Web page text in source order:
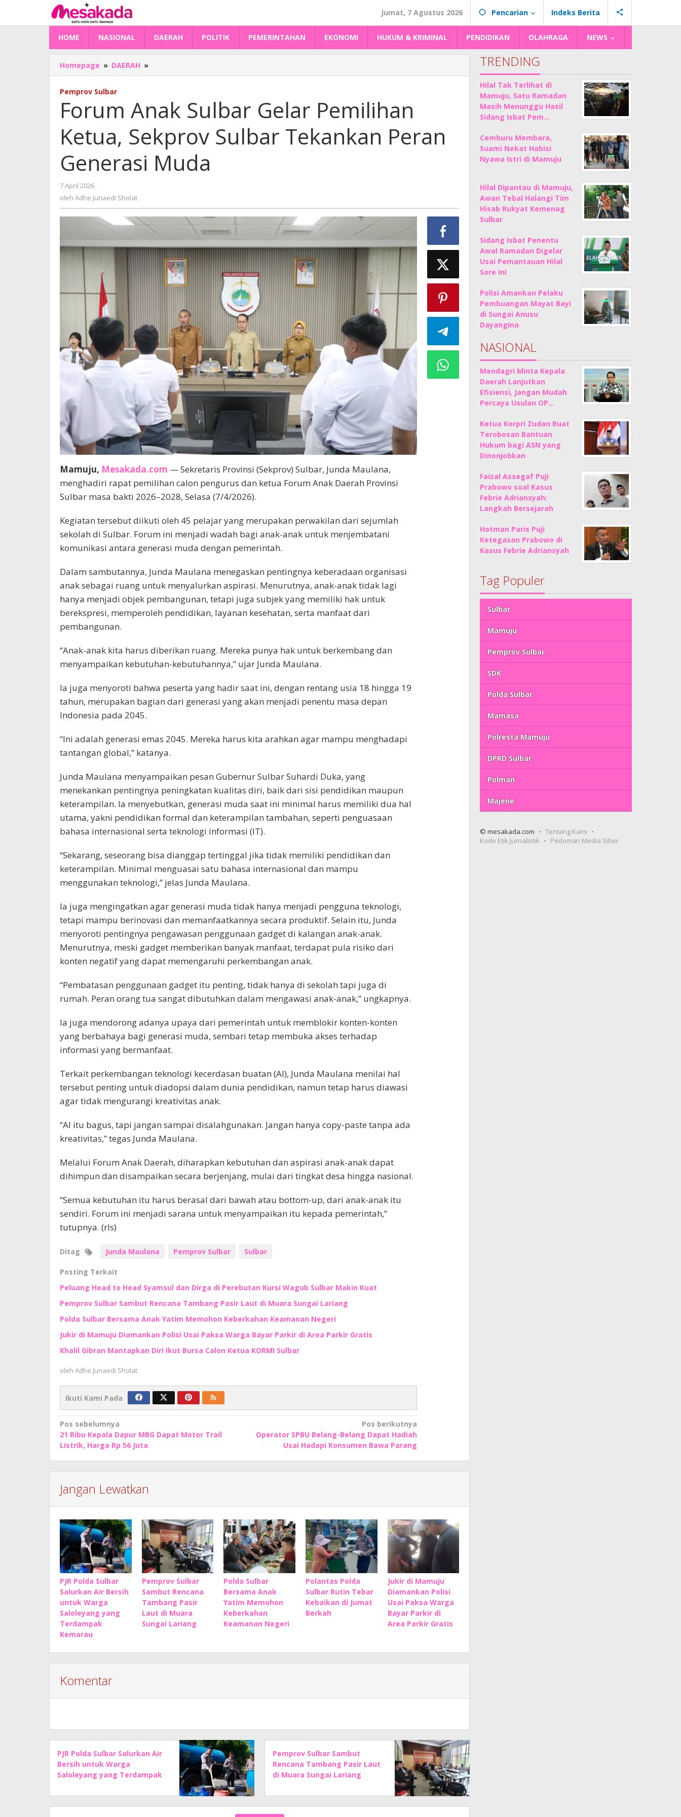
konten
Jumat, 7 Agustus 2026 Pencarian Indeks Berita
HOME NASIONAL DAERAH POLITIK PEMERINTAHAN EKONOMI HUKUM & KRIMINAL PENDIDIKAN OLAHRAGA NEWS
Homepage » DAERAH »
Anak
Pemilihan
Ketua,
Sekprov
Sulbar
Tekankan
Peran
Generasi
Pemprov Sulbar
Forum Anak Sulbar Gelar Pemilihan
Ketua, Sekprov Sulbar Tekankan Peran
Generasi Muda
7 April 2026
Adhe
oleh Adhe Junaedi Sholat
Mamuju, Mesakada.com — Sekretaris Provinsi (Sekprov) Sulbar, Junda Maulana,
menghadiri rapat pemilihan calon pengurus dan ketua Forum Anak Daerah Provinsi
Sulbar masa bakti 2026–2028, Selasa (7/4/2026).
Kegiatan tersebut diikuti oleh 45 pelajar yang merupakan perwakilan dari sejumlah
sekolah di Sulbar. Forum ini menjadi wadah bagi anak-anak untuk menjembatani
komunikasi antara generasi muda dengan pemerintah.
Dalam sambutannya, Junda Maulana menegaskan pentingnya keberadaan organisasi
anak sebagai ruang untuk menyalurkan aspirasi. Menurutnya, anak-anak tidak lagi
hanya menjadi objek pembangunan, tetapi juga subjek yang memiliki hak untuk
berekspresi, memperoleh pendidikan, layanan kesehatan, serta manfaat dari
pembangunan.
“Anak-anak kita harus diberikan ruang. Mereka punya hak untuk berkembang dan
menyampaikan kebutuhan-kebutuhannya,” ujar Junda Maulana.
Ia juga menyoroti bahwa peserta yang hadir saat ini, dengan rentang usia 18 hingga 19
tahun, merupakan bagian dari generasi yang akan menjadi penentu masa depan
Indonesia pada 2045.
“Ini adalah generasi emas 2045. Mereka harus kita arahkan agar mampu menghadapi
tantangan global,” katanya.
Junda Maulana menyampaikan pesan Gubernur Sulbar Suhardi Duka, yang
menekankan pentingnya peningkatan kualitas diri, baik dari sisi pendidikan maupun
keterampilan. Ia menyebutkan, generasi muda saat ini minimal harus memiliki dua hal
utama, yakni pendidikan formal dan keterampilan tambahan, seperti penguasaan
bahasa internasional serta teknologi informasi (IT).
“Sekarang, seseorang bisa dianggap tertinggal jika tidak memiliki pendidikan dan
keterampilan. Minimal menguasai satu bahasa internasional dan mampu
menggunakan teknologi,” jelas Junda Maulana.
Ia juga mengingatkan agar generasi muda tidak hanya menjadi pengguna teknologi,
tetapi mampu berinovasi dan memanfaatkannya secara produktif. Selain itu, Junda
menyoroti pentingnya pengawasan penggunaan gadget di kalangan anak-anak.
Menurutnya, meski gadget memberikan banyak manfaat, terdapat pula risiko dari
konten negatif yang dapat memengaruhi perkembangan anak.
“Pembatasan penggunaan gadget itu penting, tidak hanya di sekolah tapi juga di
rumah. Peran orang tua sangat dibutuhkan dalam mengawasi anak-anak,” ungkapnya.
Ia juga mendorong adanya upaya dari pemerintah untuk memblokir konten-konten
yang berbahaya bagi generasi muda, sembari tetap membuka akses terhadap
informasi yang bermanfaat.
Terkait perkembangan teknologi kecerdasan buatan (AI), Junda Maulana menilai hal
tersebut penting untuk diadopsi dalam dunia pendidikan, namun tetap harus diawasi
agar tidak mengurangi kreativitas anak.
“AI itu bagus, tapi jangan sampai disalahgunakan. Jangan hanya copy-paste tanpa ada
kreativitas,” tegas Junda Maulana.
Melalui Forum Anak Daerah, diharapkan kebutuhan dan aspirasi anak-anak dapat
dihimpun dan disampaikan secara berjenjang, mulai dari tingkat desa hingga nasional.
“Semua kebutuhan itu harus berasal dari bawah atau bottom-up, dari anak-anak itu
sendiri. Forum ini menjadi sarana untuk menyampaikan itu kepada pemerintah,”
tutupnya. (rls)
Ditag Junda Maulana Pemprov Sulbar Sulbar
Posting Terkait
Peluang Head to Head Syamsul dan Dirga di Perebutan Kursi Wagub Sulbar Makin Kuat
Pemprov Sulbar Sambut Rencana Tambang Pasir Laut di Muara Sungai Lariang
Polda Sulbar Bersama Anak Yatim Memohon Keberkahan Keamanan Negeri
Jukir di Mamuju Diamankan Polisi Usai Paksa Warga Bayar Parkir di Area Parkir Gratis
Khalil Gibran Mantapkan Diri Ikut Bursa Calon Ketua KORMI Sulbar
oleh Adhe Junaedi Sholat
Ikuti Kami Pada
Navigasi
pos
Pos sebelumnya
21 Ribu Kepala Dapur MBG Dapat Motor Trail
Listrik, Harga Rp 56 Juta
Pos berikutnya
Operator SPBU Belang-Belang Dapat Hadiah
Usai Hadapi Konsumen Bawa Parang
Jangan Lewatkan
PJR Polda Sulbar
Salurkan Air Bersih
untuk Warga
Saloleyang yang
Terdampak
Kemarau
Pemprov Sulbar
Sambut Rencana
Tambang Pasir
Laut di Muara
Sungai Lariang
Polda Sulbar
Bersama Anak
Yatim Memohon
Keberkahan
Keamanan Negeri
Polantas Polda
Sulbar Rutin Tebar
Kebaikan di Jumat
Berkah
Jukir di Mamuju
Diamankan Polisi
Usai Paksa Warga
Bayar Parkir di
Area Parkir Gratis
Komentar
PJR Polda Sulbar Salurkan Air
Bersih untuk Warga
Saloleyang yang Terdampak
Pemprov Sulbar Sambut
Rencana Tambang Pasir Laut
di Muara Sungai Lariang
TRENDING
Hilal Tak Terlihat di
Mamuju, Satu Ramadan
Masih Menunggu Hasil
Sidang Isbat Pem…
Cemburu Membara,
Suami Nekat Habisi
Nyawa Istri di Mamuju
Hilal Dipantau di Mamuju,
Awan Tebal Halangi Tim
Hisab Rukyat Kemenag
Sulbar
Sidang Isbat Penentu
Awal Ramadan Digelar
Usai Pemantauan Hilal
Sore Ini
Polisi Amankan Pelaku
Pembuangan Mayat Bayi
di Sungai Anusu
Dayangina
NASIONAL
Mendagri Minta Kepala
Daerah Lanjutkan
Efisiensi, Jangan Mudah
Percaya Usulan OP…
Ketua Korpri Zudan Buat
Terobosan Bantuan
Hukum bagi ASN yang
Dinonjobkan
Faizal Assegaf Puji
Prabowo soal Kasus
Febrie Adriansyah:
Langkah Bersejarah
Hotman Paris Puji
Ketegasan Prabowo di
Kasus Febrie Adriansyah
Tag Populer
Sulbar
Mamuju
Pemprov Sulbar
SDK
Polda Sulbar
Mamasa
Polresta Mamuju
DPRD Sulbar
Polman
Majene
© mesakada.com
Tentang Kami
Kode Etik Jurnalistik
Pedoman Media Siber